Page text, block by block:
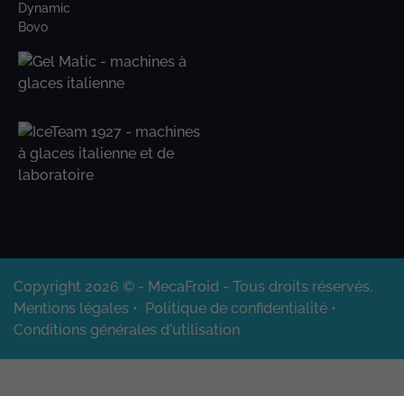
Dynamic
Bovo
Copyright 2026 © - MecaFroid - Tous droits réservés.
Mentions légales • Politique de confidentialité •
Conditions générales d'utilisation